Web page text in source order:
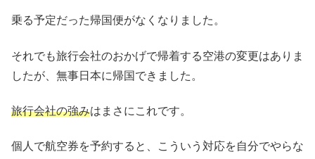
乗る予定だった帰国便がなくなりました。
それでも旅行会社のおかげで帰着する空港の変更はありま
したが、無事日本に帰国できました。
旅行会社の強みはまさにこれです。
個人で航空券を予約すると、こういう対応を自分でやらな